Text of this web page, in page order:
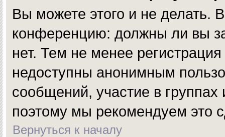
Вы можете этого и не делать.
конференцию: должны ли вы
нет. Тем не менее
недоступны анонимным
сообщений, участие в группах
поэтому мы рекомендуем это
Вернуться к началу